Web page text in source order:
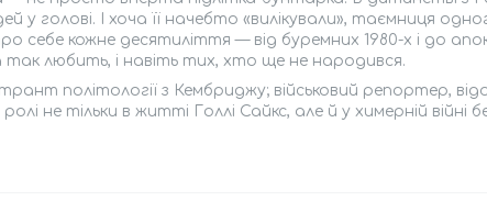
у голові. І хоча її начебто «вилікували», таємниця
себе кожне десятиліття — від буремних 1980-х і до
так любить, і навіть тих, хто ще не народився.
політології з Кембриджу; військовий репортер,
ролі не тільки в житті Голлі Сайкс, але й у химерній війні